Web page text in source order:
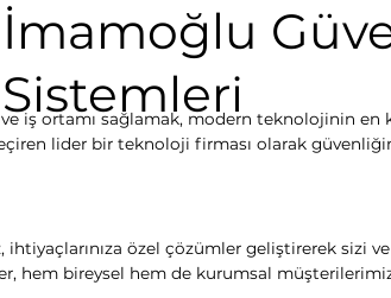
İmamoğlu
Sistemleri
iş ortamı sağlamak, modern teknolojinin
lider bir teknoloji firması olarak
ihtiyaçlarınıza özel çözümler geliştirerek sizi
hem bireysel hem de kurumsal